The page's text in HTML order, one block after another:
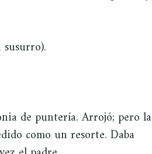
de puntería. Arrojó; pero la
como un resorte. Daba